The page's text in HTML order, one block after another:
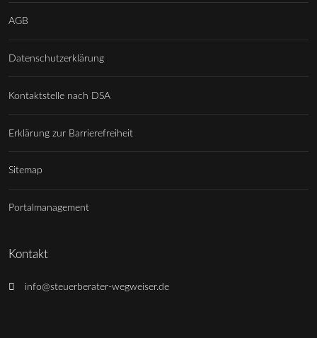
AGB
Datenschutzerklärung
Kontaktstelle nach DSA
Erklärung zur Barrierefreiheit
Sitemap
Portalmanagement
Kontakt
info@steuerberater-wegweiser.de